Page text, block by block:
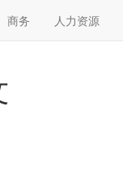
商务 人力资源